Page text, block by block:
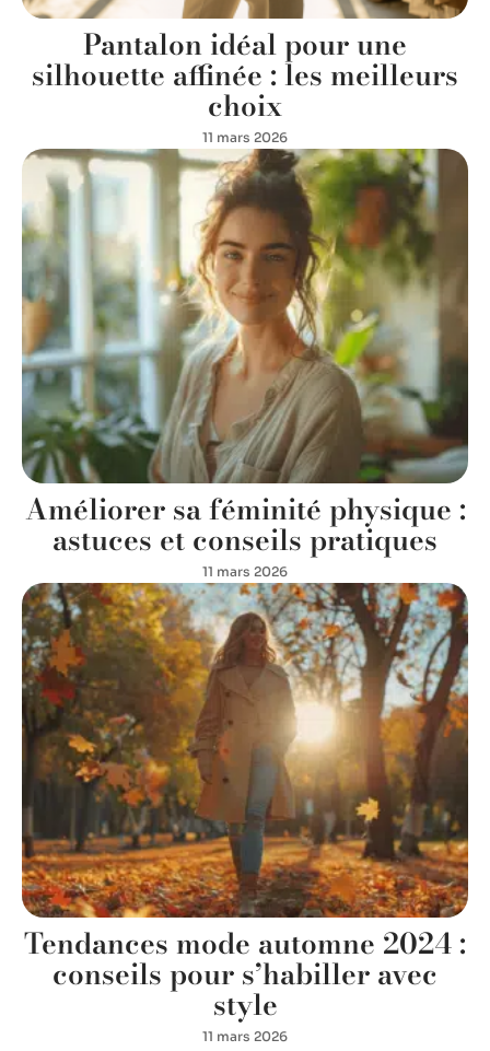
Pantalon idéal pour une
silhouette affinée : les meilleurs
choix
11 mars 2026
Améliorer sa féminité physique :
astuces et conseils pratiques
11 mars 2026
Tendances mode automne 2024 :
conseils pour s’habiller avec
style
11 mars 2026